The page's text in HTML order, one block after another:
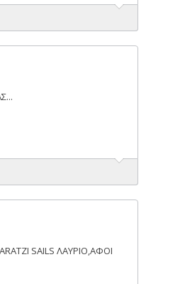
SAILS ΛΑΥΡΙΟ,ΑΦΟΙ